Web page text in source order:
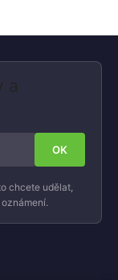
a
chcete udělat,